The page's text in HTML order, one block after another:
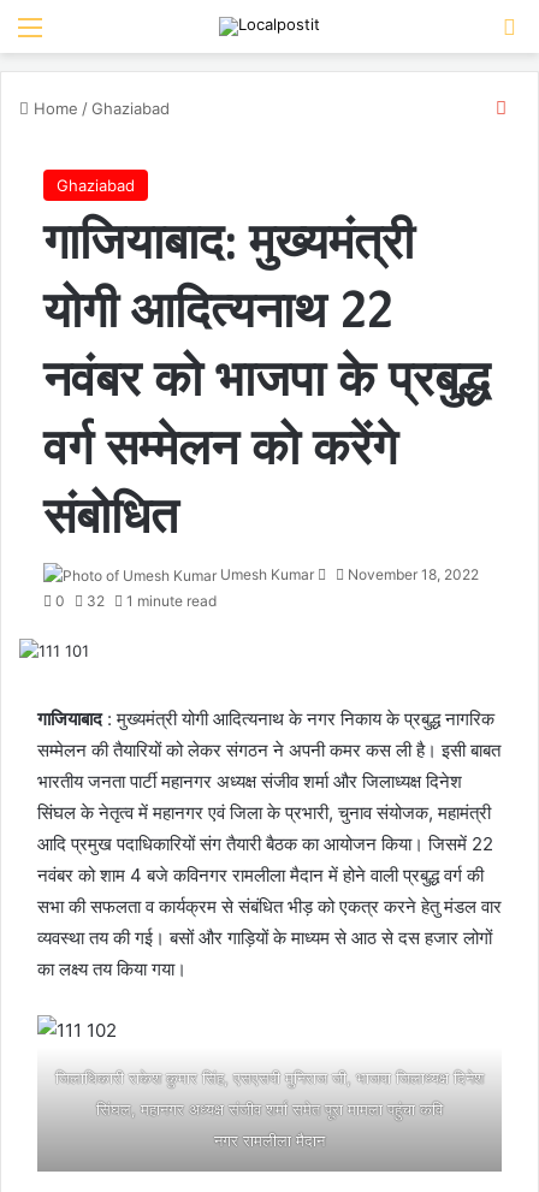
Menu
Home /Ghaziabad
Ghaziabad
गाजियाबाद: मुख्यमंत्री
योगी आदित्यनाथ 22
नवंबर को भाजपा के प्रबुद्ध
वर्ग सम्मेलन को करेंगे
संबोधित
Umesh Kumar
SendNovember 18, 2022
0
32 1 minute read
गाजियाबाद : मुख्यमंत्री योगी आदित्यनाथ के नगर निकाय के प्रबुद्ध नागरिक
सम्मेलन की तैयारियों को लेकर संगठन ने अपनी कमर कस ली है। इसी बाबत
भारतीय जनता पार्टी महानगर अध्यक्ष संजीव शर्मा और जिलाध्यक्ष दिनेश
सिंघल के नेतृत्व में महानगर एवं जिला के प्रभारी, चुनाव संयोजक, महामंत्री
आदि प्रमुख पदाधिकारियों संग तैयारी बैठक का आयोजन किया। जिसमें 22
नवंबर को शाम 4 बजे कविनगर रामलीला मैदान में होने वाली प्रबुद्ध वर्ग की
सभा की सफलता व कार्यक्रम से संबंधित भीड़ को एकत्र करने हेतु मंडल वार
व्यवस्था तय की गई। बसों और गाड़ियों के माध्यम से आठ से दस हजार लोगों
का लक्ष्य तय किया गया।
जिलाधिकारी राकेश कुमार सिंह, एसएसपी मुनिराज जी, भाजपा जिलाध्यक्ष दिनेश
सिंघल, महानगर अध्यक्ष संजीव शर्मा समेत पूरा मामला पहुंचा कवि
नगर रामलीला मैदान